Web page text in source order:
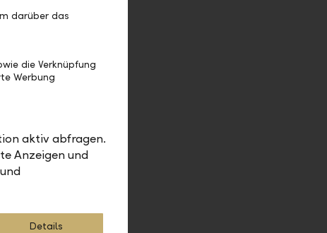
zu tragen.
darüber das
die Verknüpfung
Werbung
aktiv abfragen.
Anzeigen und
Details